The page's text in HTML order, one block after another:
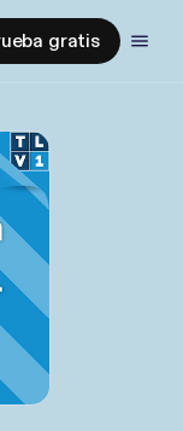
gratis